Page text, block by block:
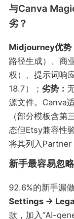
与Canva
劣？
Midjourney优势
路径生成）、商
权）、提示词响
18.7）； 劣势：
源文件。Canva
（部分模板含
态但Etsy兼容性
将其列入Partner
新手最容易忽
92.6%的新手漏
Settings →
款，加入“AI-